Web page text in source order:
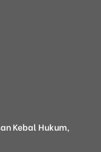
Kebal Hukum,